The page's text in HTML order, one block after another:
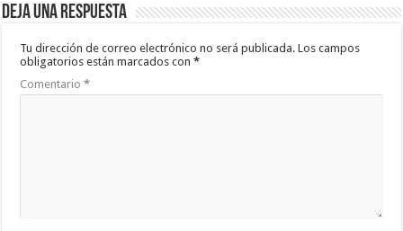
Deja una respuesta
Tu dirección de correo electrónico no será publicada. Los campos
obligatorios están marcados con*
Comentario*